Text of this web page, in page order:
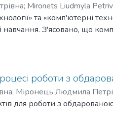
; Mironets Liudmyla
та «комп'ютерні
З'ясовано, що
роботи з
; Міронець Людмила
для роботи з